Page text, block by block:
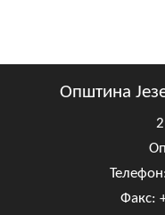
Општина
Факс: